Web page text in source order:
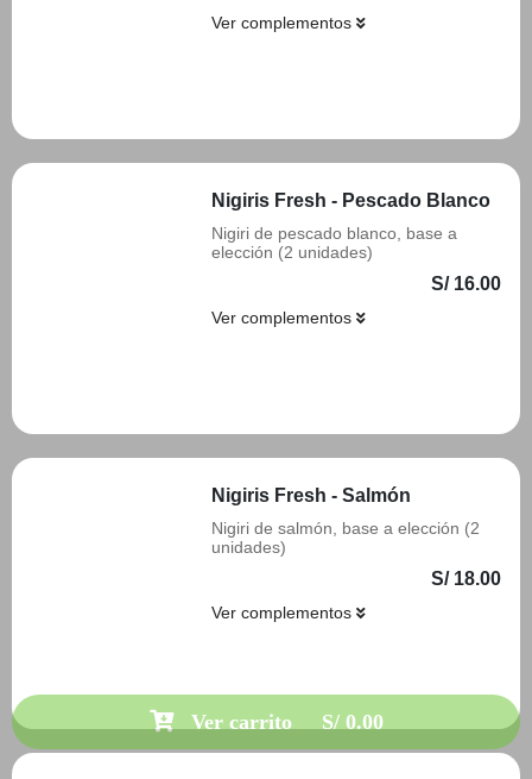
Ver carrito S/ 0.00
Ver complementos
Nigiris Fresh - Pescado Blanco
Nigiri de pescado blanco, base a
elección (2 unidades)
S/ 16.00
Ver complementos
Nigiris Fresh - Salmón
Nigiri de salmón, base a elección (2
unidades)
S/ 18.00
Ver complementos